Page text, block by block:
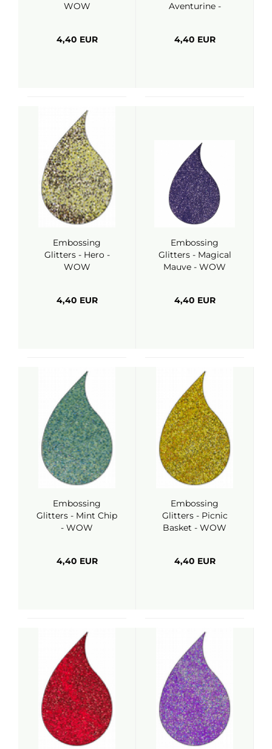
WOW
4,40 EUR
Aventurine -
4,40 EUR
Embossing
Glitters - Hero -
WOW
4,40 EUR
Embossing
Glitters - Magical
Mauve - WOW
4,40 EUR
Embossing
Glitters - Mint Chip
- WOW
4,40 EUR
Embossing
Glitters - Picnic
Basket - WOW
4,40 EUR